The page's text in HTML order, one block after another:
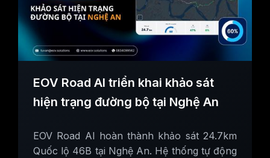
EOV Road AI triển khai khảo sát
hiện trạng đường bộ tại Nghệ An
EOV Road AI hoàn thành khảo sát 24.7km
Quốc lộ 46B tại Nghệ An. Hệ thống tự động